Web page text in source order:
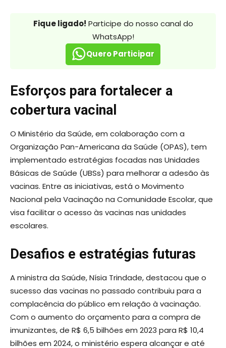
Fique ligado! Participe do nosso canal do
WhatsApp!
Quero Participar
Esforços para fortalecer a
cobertura vacinal
O Ministério da Saúde, em colaboração com a
Organização Pan-Americana da Saúde (OPAS), tem
implementado estratégias focadas nas Unidades
Básicas de Saúde (UBSs) para melhorar a adesão às
vacinas. Entre as iniciativas, está o Movimento
Nacional pela Vacinação na Comunidade Escolar, que
visa facilitar o acesso às vacinas nas unidades
escolares.
Desafios e estratégias futuras
A ministra da Saúde, Nísia Trindade, destacou que o
sucesso das vacinas no passado contribuiu para a
complacência do público em relação à vacinação.
Com o aumento do orçamento para a compra de
imunizantes, de R$ 6,5 bilhões em 2023 para R$ 10,4
bilhões em 2024, o ministério espera alcançar e até